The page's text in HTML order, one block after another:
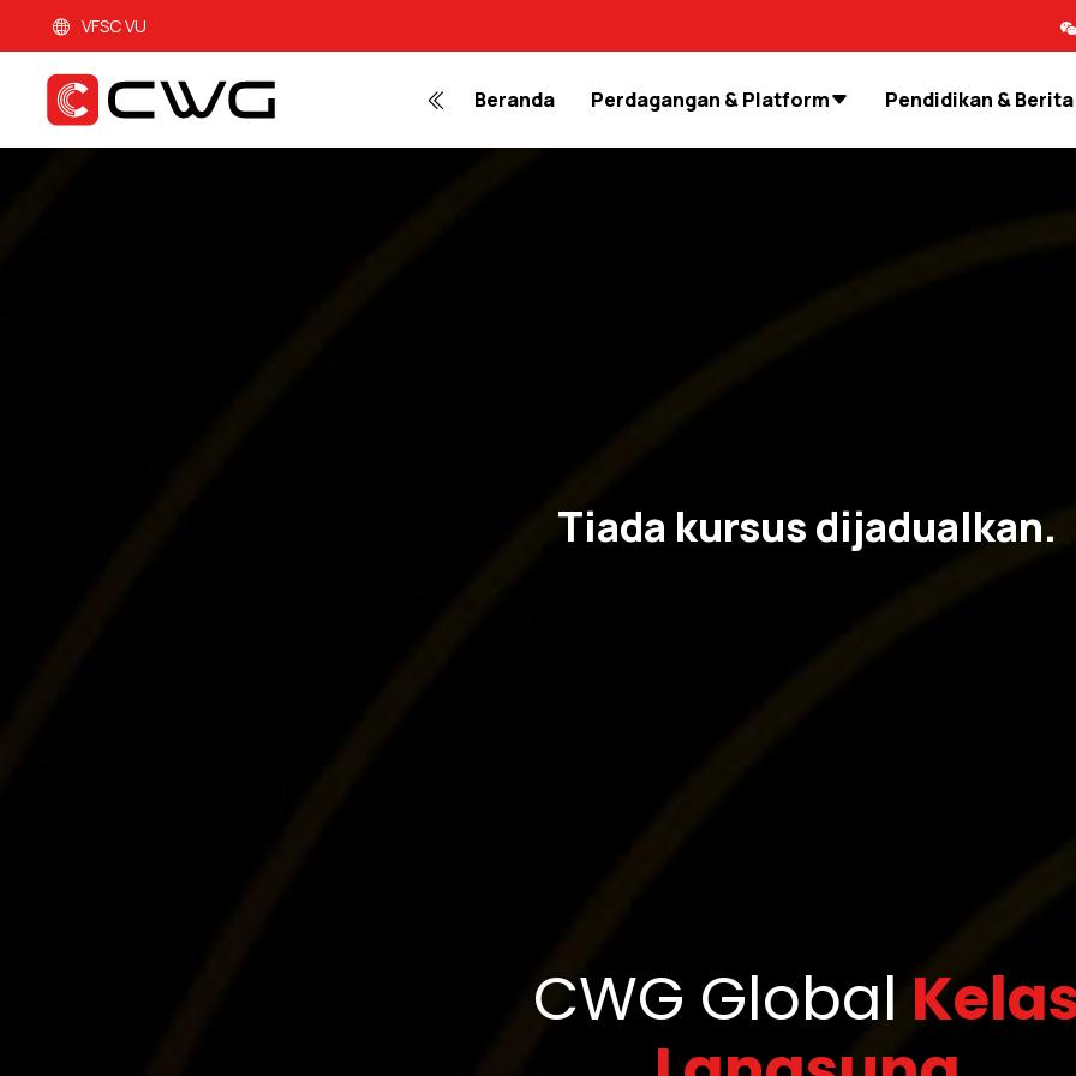
VFSC VU
Beranda Perdagangan & Platform Pendidikan & Berita
Tiada kursus dijadualkan.
CWG Global